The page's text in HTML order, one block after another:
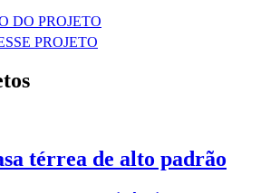
DO PROJETO
PROJETO
térrea de alto padrão